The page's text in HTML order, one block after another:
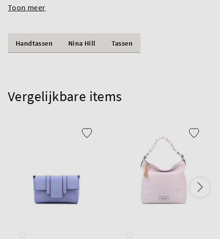
Toon meer
Handtassen Nina Hill Tassen
Vergelijkbare items